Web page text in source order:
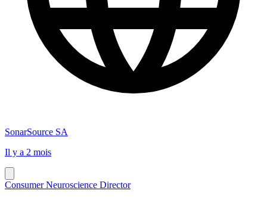
SonarSource SA
Il y a 2 mois
Consumer Neuroscience Director